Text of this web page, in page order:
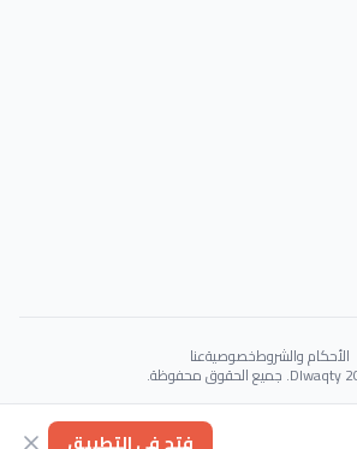
الأحكام والشروطخصوصيةعنا
Powered byGAIT